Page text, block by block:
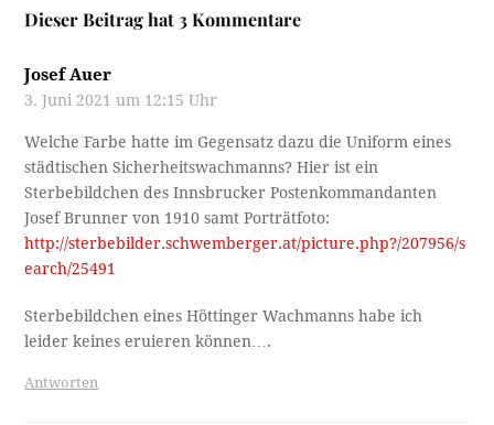
Dieser Beitrag hat 3 Kommentare
Josef Auer
3. Juni 2021 um 12:15 Uhr
Welche Farbe hatte im Gegensatz dazu die Uniform eines
städtischen Sicherheitswachmanns? Hier ist ein
Sterbebildchen des Innsbrucker Postenkommandanten
Josef Brunner von 1910 samt Porträtfoto:
http://sterbebilder.schwemberger.at/picture.php?/207956/s
earch/25491
Sterbebildchen eines Höttinger Wachmanns habe ich
leider keines eruieren können….
Antworten